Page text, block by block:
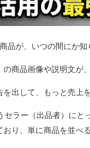
品が、いつの間にか
の商品画像や説明文が
を出して、もっと売上
ラー（出品者）にと
り、単に商品を並べ